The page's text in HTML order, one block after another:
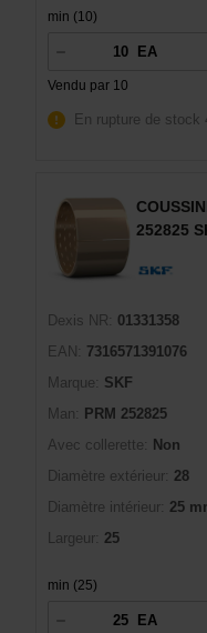
min (10)
EA
Vendu par 10
En rupture de stock
252825
Dexis NR:
01331358
EAN:
7316571391076
Marque:
SKF
Man:
PRM 252825
Avec collerette:
Non
Diamètre extérieur: 28
Diamètre intérieur: 25
Largeur: 25
min (25)
EA